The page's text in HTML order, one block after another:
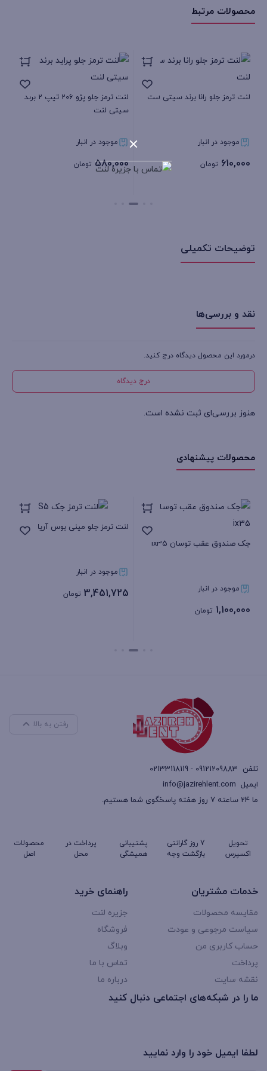
اهرم
محصولات مرتبط
لنت ترمز جلو رانا برند سیتی لنت
موجود در انبار
610,000 تومان
لنت ترمز جلو پژو 206 تیپ 2 برند
سیتی لنت
موجود در انبار
580,000 تومان
توضیحات تکمیلی
نقد و بررسی‌ها
درمورد این محصول دیدگاه درج کنید.
درج دیدگاه
هنوز بررسی‌ای ثبت نشده است.
محصولات پیشنهادی
جک صندوق عقب توسان ix35
موجود در انبار
1,100,000 تومان
لنت ترمز جلو مینی بوس آریا
موجود در انبار
3,451,725 تومان
رفتن به بالا
تلفن 09121209883 - 02133118119
ایمیل info@jazirehlent.com
ما 24 ساعته 7 روز هفته پاسخگوی شما هستیم.
تحویل
اکسپرس
7 روز گارانتی
بازگشت وجه
پشتیبانی
همیشگی
پرداخت در
محل
محصولات
اصل
خدمات مشتریان
مقایسه محصولات
سیاست مرجوعی و عودت
حساب کاربری من
پرداخت
نقشه سایت
راهنمای خرید
جزیره لنت
فروشگاه
وبلاگ
تماس با ما
درباره ما
ما را در شبکه‌های اجتماعی دنبال کنید
لطفا ایمیل خود را وارد نمایید